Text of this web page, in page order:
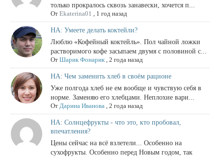
только прокралось сквозь занавески, хочется п...
От Ekaterina01 1 год назад
НА: Умеете делать коктейли?
Люблю «Кофейный коктейль». Пол чайной ложки
растворимого кофе засыпаем двумя с половиной с...
От Шарик Фонарик, 2 года назад
НА: Чем заменить хлеб в своём рационе
Уже полгода хлеб не ем вообще и чувствую себя в
норме. Заменяю его хлебцами. Неплохие вари...
От Дарина Иванова 2 года назад
НА: Солнцефрукты - что это, кто пробовал,
впечатления?
Цены сейчас на всё взлетели... Особенно на
сухофрукты. Особенно перед Новым годом, так